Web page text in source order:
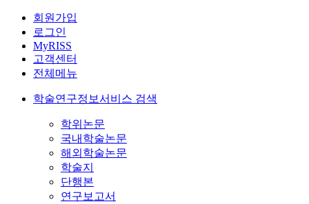
회원가입
로그인
MyRISS
고객센터
전체메뉴
학술연구정보서비스 검색
학위논문
국내학술논문
해외학술논문
학술지
단행본
연구보고서